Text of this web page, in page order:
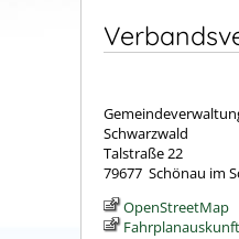
Schwarzwald
Talstraße 22
79677 Schönau im
OpenStreetMap
Fahrplanauskunft